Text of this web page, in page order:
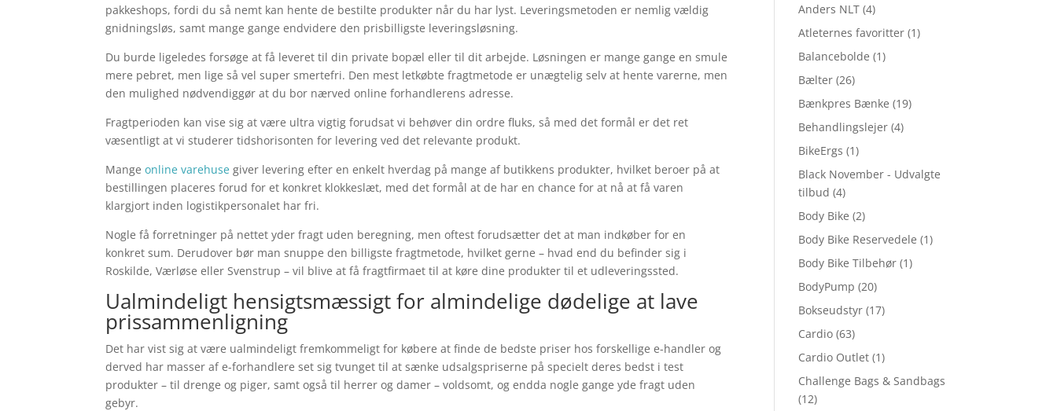
pakkeshops, fordi du så nemt kan hente de bestilte produkter når du har lyst. Leveringsmetoden er nemlig vældig
gnidningsløs, samt mange gange endvidere den prisbilligste leveringsløsning.
Du burde ligeledes forsøge at få leveret til din private bopæl eller til dit arbejde. Løsningen er mange gange en smule
mere pebret, men lige så vel super smertefri. Den mest letkøbte fragtmetode er unægtelig selv at hente varerne, men
den mulighed nødvendiggør at du bor nærved online forhandlerens adresse.
Fragtperioden kan vise sig at være ultra vigtig forudsat vi behøver din ordre fluks, så med det formål er det ret
væsentligt at vi studerer tidshorisonten for levering ved det relevante produkt.
Mangeonline varehuse giver levering efter en enkelt hverdag på mange af butikkens produkter, hvilket beroer på at
bestillingen placeres forud for et konkret klokkeslæt, med det formål at de har en chance for at nå at få varen
klargjort inden logistikpersonalet har fri.
Nogle få forretninger på nettet yder fragt uden beregning, men oftest forudsætter det at man indkøber for en
konkret sum. Derudover bør man snuppe den billigste fragtmetode, hvilket gerne – hvad end du befinder sig i
Roskilde, Værløse eller Svenstrup – vil blive at få fragtfirmaet til at køre dine produkter til et udleveringssted.
Ualmindeligt hensigtsmæssigt for almindelige dødelige at lave
prissammenligning
Det har vist sig at være ualmindeligt fremkommeligt for købere at finde de bedste priser hos forskellige e-handler og
derved har masser af e-forhandlere set sig tvunget til at sænke udsalgspriserne på specielt deres bedst i test
produkter – til drenge og piger, samt også til herrer og damer – voldsomt, og endda nogle gange yde fragt uden
gebyr.
Anders NLT (4)
Atleternes favoritter (1)
Balancebolde (1)
Bælter (26)
Bænkpres Bænke (19)
Behandlingslejer (4)
BikeErgs (1)
Black November - Udvalgte
tilbud (4)
Body Bike (2)
Body Bike Reservedele (1)
Body Bike Tilbehør (1)
BodyPump (20)
Bokseudstyr (17)
Cardio (63)
Cardio Outlet (1)
Challenge Bags & Sandbags
(12)